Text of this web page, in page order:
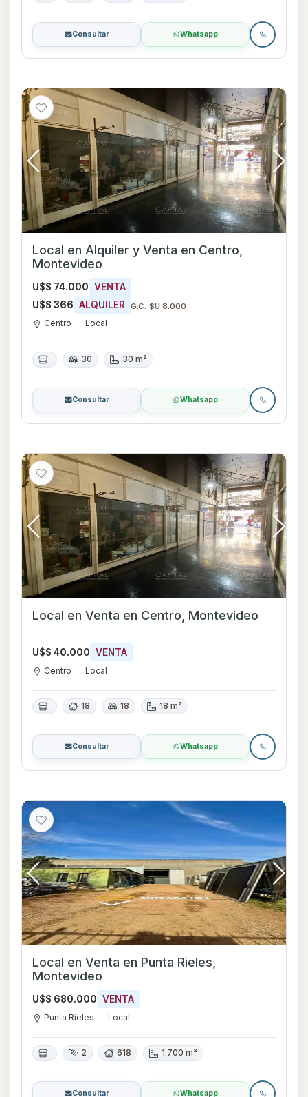
Consultar Whatsapp
Local en Alquiler y Venta en Centro,
Montevideo
U$S 74.000 VENTA
U$S 366 ALQUILER G.C. $U 8.000
Centro Local
30 30 m²
Consultar Whatsapp
Local en Venta en Centro, Montevideo
U$S 40.000 VENTA
Centro Local
18 18 18 m²
Consultar Whatsapp
Local en Venta en Punta Rieles,
Montevideo
U$S 680.000 VENTA
Punta Rieles Local
2 618 1.700 m²
Consultar Whatsapp